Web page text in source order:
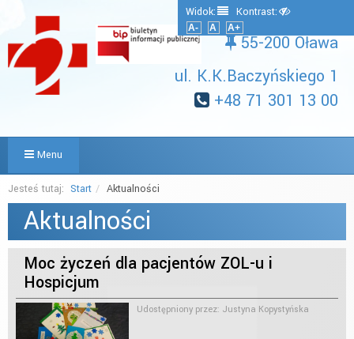
Widok: Kontrast:
A- A A+
55-200 Oława
ul. K.K.Baczyńskiego 1
+48 71 301 13 00
Menu
Jesteś tutaj: Start Aktualności
Aktualności
Moc życzeń dla pacjentów ZOL-u i
Hospicjum
Udostępniony przez: Justyna Kopystyńska